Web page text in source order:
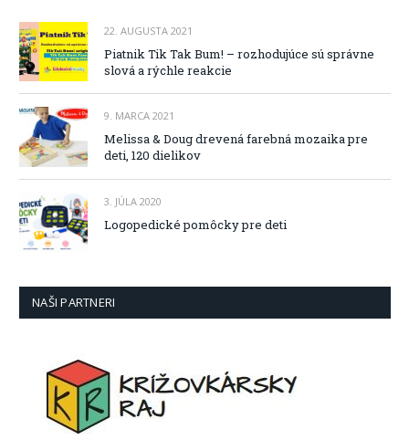
22. AUGUSTA 2021
Piatnik Tik Tak Bum! – rozhodujúce sú správne
slová a rýchle reakcie
9. MARCA 2021
Melissa & Doug drevená farebná mozaika pre
deti, 120 dielikov
3. JÚLA 2020
Logopedické pomôcky pre deti
NAŠI PARTNERI